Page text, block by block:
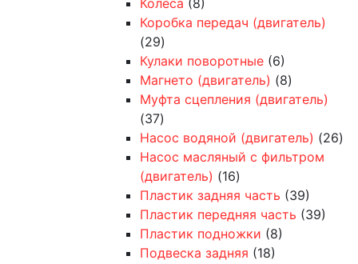
Колеса (8)
Коробка передач (двигатель)
(29)
Кулаки поворотные (6)
Магнето (двигатель) (8)
Муфта сцепления (двигатель)
(37)
Насос водяной (двигатель) (26)
Насос масляный с фильтром
(двигатель) (16)
Пластик задняя часть (39)
Пластик передняя часть (39)
Пластик подножки (8)
Подвеска задняя (18)